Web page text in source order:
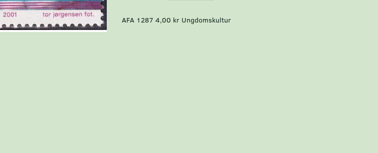
AFA 1287 4,00 kr Ungdomskultur